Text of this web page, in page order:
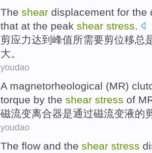
The shear displacement for the
that at the peak shear stress.
剪应力达到峰值所需要剪位移总
大。
youdao
A magnetorheological (MR)
torque by the shear stress of
磁流变离合器是通过磁流变液的
youdao
The flow and the shear stress